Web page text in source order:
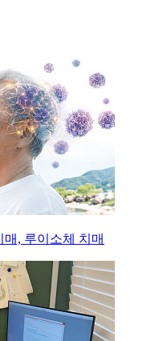
, 루이소체 치매